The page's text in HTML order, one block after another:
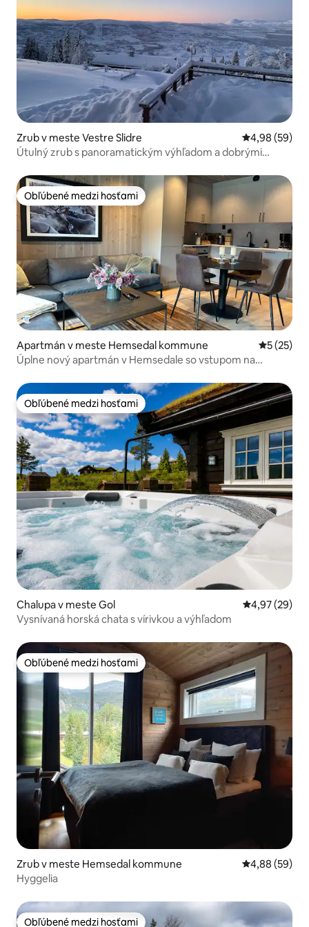
Zrub v meste Vestre Slidre Priemerné
4,98 (59)
Útulný zrub s panoramatickým výhľadom a dobrými
Obľúbené medzi hosťami
Obľúbené medzi hosťami
Apartmán v meste Hemsedal kommune
5 (25)
Úplne nový apartmán v Hemsedale so vstupom na
Obľúbené medzi hosťami
Obľúbené medzi hosťami
Chalupa v meste Gol Priemerné
4,97 (29)
Vysnívaná horská chata s vírivkou a výhľadom
Obľúbené medzi hosťami
Obľúbené medzi hosťami
Zrub v meste Hemsedal kommune Priemerné
4,88 (59)
Hyggelia
Obľúbené medzi hosťami